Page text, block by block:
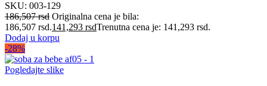
SKU: 003-129
186,507rsd Originalna cena je bila:
186,507 rsd.141,293 rsdTrenutna cena je: 141,293 rsd.
Dodaj u korpu
-28%
Pogledajte slike